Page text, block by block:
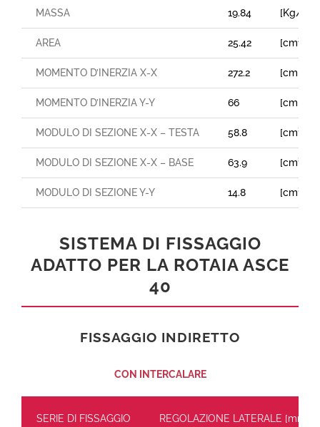
MASSA 19.84 [Kg/m]
AREA 25.42 [cm²]
MOMENTO D’INERZIA X-X 272.2 [cm⁴]
MOMENTO D’INERZIA Y-Y 66 [cm⁴]
MODULO DI SEZIONE X-X – TESTA 58.8 [cm³]
MODULO DI SEZIONE X-X – BASE 63.9 [cm³]
MODULO DI SEZIONE Y-Y 14.8 [cm³]
SISTEMA DI FISSAGGIO
ADATTO PER LA ROTAIA ASCE
40
FISSAGGIO INDIRETTO
CON INTERCALARE
SERIE DI FISSAGGIO REGOLAZIONE LATERALE [mm]